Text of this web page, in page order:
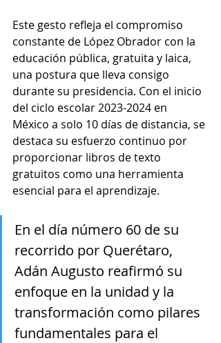
Este gesto refleja el compromiso
constante de López Obrador con la
educación pública, gratuita y laica,
una postura que lleva consigo
durante su presidencia. Con el inicio
del ciclo escolar 2023-2024 en
México a solo 10 días de distancia, se
destaca su esfuerzo continuo por
proporcionar libros de texto
gratuitos como una herramienta
esencial para el aprendizaje.
En el día número 60 de su
recorrido por Querétaro,
Adán Augusto reafirmó su
enfoque en la unidad y la
transformación como pilares
fundamentales para el